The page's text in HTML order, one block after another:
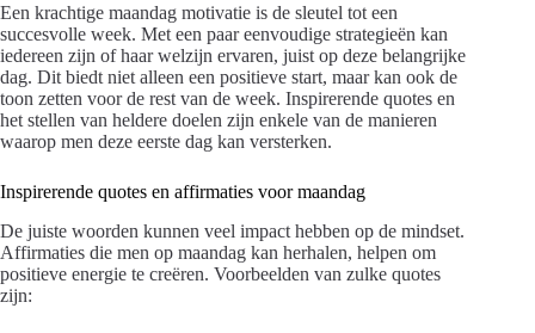
Een krachtige maandag motivatie is de sleutel tot een
succesvolle week. Met een paar eenvoudige strategieën kan
iedereen zijn of haar welzijn ervaren, juist op deze belangrijke
dag. Dit biedt niet alleen een positieve start, maar kan ook de
toon zetten voor de rest van de week. Inspirerende quotes en
het stellen van heldere doelen zijn enkele van de manieren
waarop men deze eerste dag kan versterken.
Inspirerende quotes en affirmaties voor maandag
De juiste woorden kunnen veel impact hebben op de mindset.
Affirmaties die men op maandag kan herhalen, helpen om
positieve energie te creëren. Voorbeelden van zulke quotes
zijn: